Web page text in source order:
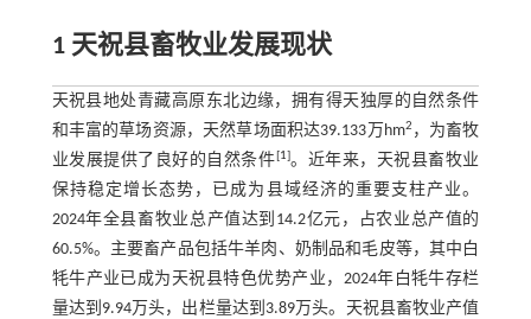
1 天祝县畜牧业发展现状
天祝县地处青藏高原东北边缘，拥有得天独厚的自然条件
和丰富的草场资源，天然草场面积达39.133万hm2 ，为畜牧
业发展提供了良好的自然条件[1]。近年来，天祝县畜牧业
保持稳定增长态势，已成为县域经济的重要支柱产业。
2024年全县畜牧业总产值达到14.2亿元，占农业总产值的
60.5%。主要畜产品包括牛羊肉、奶制品和毛皮等，其中白
牦牛产业已成为天祝县特色优势产业，2024年白牦牛存栏
量达到9.94万头，出栏量达到3.89万头。天祝县畜牧业产值